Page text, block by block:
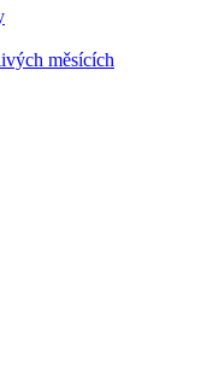
měsících